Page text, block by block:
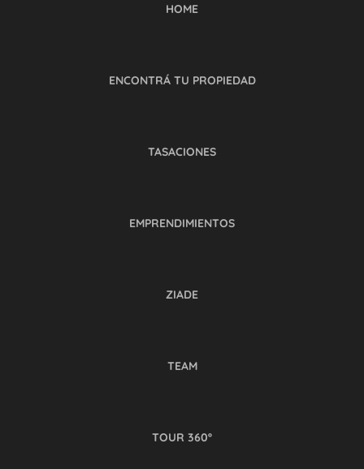
HOME
ENCONTRÁ TU PROPIEDAD
TASACIONES
EMPRENDIMIENTOS
ZIADE
TEAM
TOUR 360º